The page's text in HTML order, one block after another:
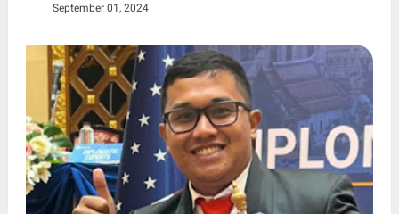
September 01, 2024